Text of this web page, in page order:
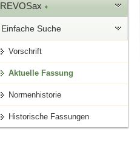
REVOSax
Einfache Suche
Vorschrift
Aktuelle Fassung
Normenhistorie
Historische Fassungen